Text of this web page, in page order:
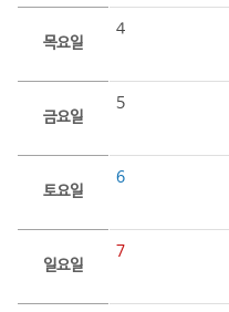
목요일
4
금요일
5
토요일
6
일요일
7